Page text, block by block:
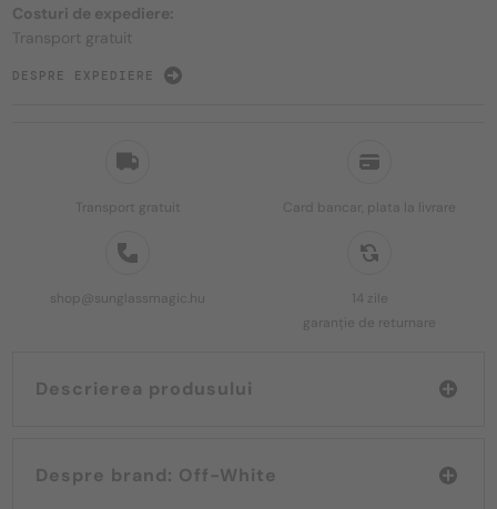
Transport gratuit Card bancar, plata la livrare
shop@sunglassmagic.hu
14 zile
garanție de returnare
Descrierea produsului
Despre brand: Off-White
Costuri de expediere:
Transport gratuit
DESPRE EXPEDIERE